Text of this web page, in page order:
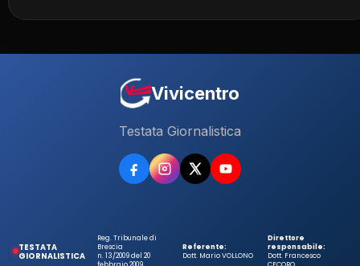
Vivicentro
Testata Giornalistica
TESTATA
GIORNALISTICA
Reg. Tribunale di
Brescia
n. 13/2009 del 20
Referente:
Dott. Mario VOLLONO
Direttore
responsabile:
Dott. Francesco